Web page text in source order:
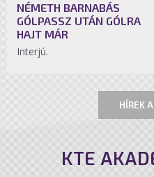
NÉMETH BARNABÁS
GÓLPASSZ UTÁN GÓLRA
HAJT MÁR
Interjú.
HÍREK
KTE